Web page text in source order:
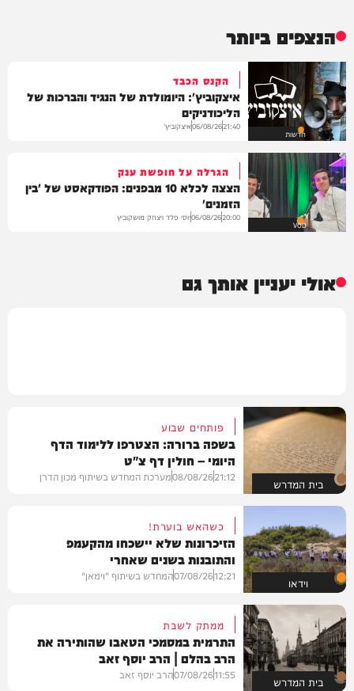
הנצפים ביותר
חדשות
הקנס הכבד
איצקוביץ': היומולדת של הנגיד והברכות של
הליכודניקים
21:40
06/08/26איצקוביץ'
VOD
הגרלה על חופשת ענק
הצצה לכלא 10 מבפנים: הפודקאסט של 'בין
הזמנים'
20:00
06/08/26יוסי פלד ויצחק מושקוביץ
אולי יעניין אותך גם
בית המדרש
פותחים שבוע
בשפה ברורה: הצטרפו ללימוד הדף
היומי – חולין דף צ"ט
21:12
08/08/26מערכת המחדש בשיתוף מכון הדרן
וידאו
כשהאש בוערת!
הזיכרונות שלא יישכחו מהקעמפ
והתובנות בשנים שאחרי
12:21
07/08/26המחדש בשיתוף "וימאן"
בית המדרש
ממתק לשבת
התרמית במסמכי הטאבו שהותירה את
הרב בהלם | הרב יוסף זאב
11:55
07/08/26הרב יוסף זאב